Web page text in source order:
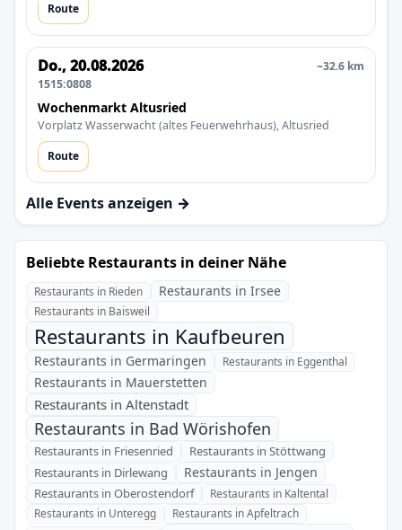
Route
Do., 20.08.2026
1515:0808
~32.6 km
Wochenmarkt Altusried
Vorplatz Wasserwacht (altes Feuerwehrhaus), Altusried
Route
Alle Events anzeigen →
Beliebte Restaurants in deiner Nähe
Restaurants in Rieden Restaurants in Irsee
Restaurants in Baisweil
Restaurants in Kaufbeuren
Restaurants in Germaringen Restaurants in Eggenthal
Restaurants in Mauerstetten
Restaurants in Altenstadt
Restaurants in Bad Wörishofen
Restaurants in Friesenried
Restaurants in Stöttwang
Restaurants in Dirlewang
Restaurants in Jengen
Restaurants in Oberostendorf
Restaurants in Kaltental
Restaurants in Unteregg
Restaurants in Apfeltrach